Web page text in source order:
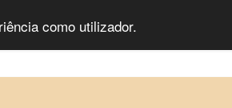
como utilizador.